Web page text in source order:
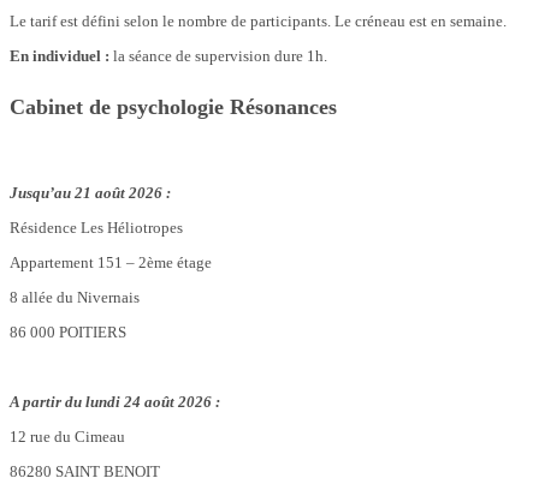
Le tarif est défini selon le nombre de participants. Le créneau est en semaine.
En individuel : la séance de supervision dure 1h.
Cabinet de psychologie Résonances
Jusqu’au 21 août 2026 :
Résidence Les Héliotropes
Appartement 151 – 2ème étage
8 allée du Nivernais
86 000 POITIERS
A partir du lundi 24 août 2026 :
12 rue du Cimeau
86280 SAINT BENOIT